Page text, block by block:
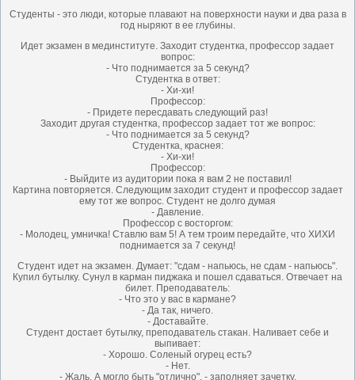
Студенты - это люди, которые плавают на поверхности науки и два раза в
год ныряют в ее глубины.
Идет экзамен в мединституте. Заходит студентка, профессор задает
вопрос:
- Что поднимается за 5 секунд?
Студентка в ответ:
- Хи-хи!
Профессор:
- Придете пересдавать следующий раз!
Заходит другая студентка, профессор задает тот же вопрос:
- Что поднимается за 5 секунд?
Студентка, краснея:
- Хи-хи!
Профессор:
- Выйдите из аудитории пока я вам 2 не поставил!
Картина повторяется. Следующим заходит студент и профессор задает
ему тот же вопрос. Студент не долго думая
- Давление.
Профессор с восторгом:
- Молодец, умничка! Ставлю вам 5! А тем троим передайте, что ХИХИ
поднимается за 7 секунд!
Студент идет на экзамен. Думает: "сдам - напьюсь, не сдам - напьюсь".
Купил бутылку. Сунул в карман пиджака и пошел сдаваться. Отвечает на
билет. Преподаватель:
- Что это у вас в кармане?
- Да так, ничего.
- Доставайте.
Студент достает бутылку, преподаватель стакан. Наливает себе и
выпивает:
- Хорошо. Соленый огурец есть?
- Нет.
- Жаль. А могло быть "отлично", - заполняет зачетку.